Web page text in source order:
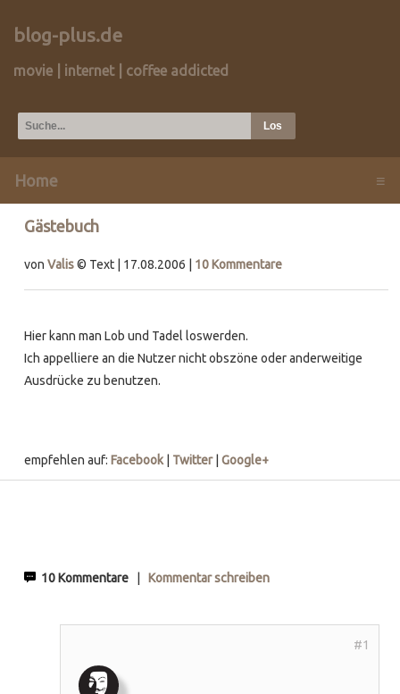
blog-plus.de
movie | internet | coffee addicted
Home ≡
Gästebuch
von Valis© Text | 17.08.2006 | 10 Kommentare
Hier kann man Lob und Tadel loswerden.
Ich appelliere an die Nutzer nicht obszöne oder anderweitige
Ausdrücke zu benutzen.
empfehlen auf: Facebook| Twitter| Google+
10 Kommentare| Kommentar schreiben